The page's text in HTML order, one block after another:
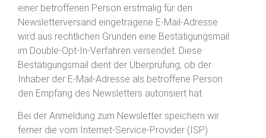
einer betroffenen Person erstmalig für den
Newsletterversand eingetragene E-Mail-Adresse
wird aus rechtlichen Gründen eine Bestätigungsmail
im Double-Opt-In-Verfahren versendet. Diese
Bestätigungsmail dient der Überprüfung, ob der
Inhaber der E-Mail-Adresse als betroffene Person
den Empfang des Newsletters autorisiert hat.
Bei der Anmeldung zum Newsletter speichern wir
ferner die vom Internet-Service-Provider (ISP)